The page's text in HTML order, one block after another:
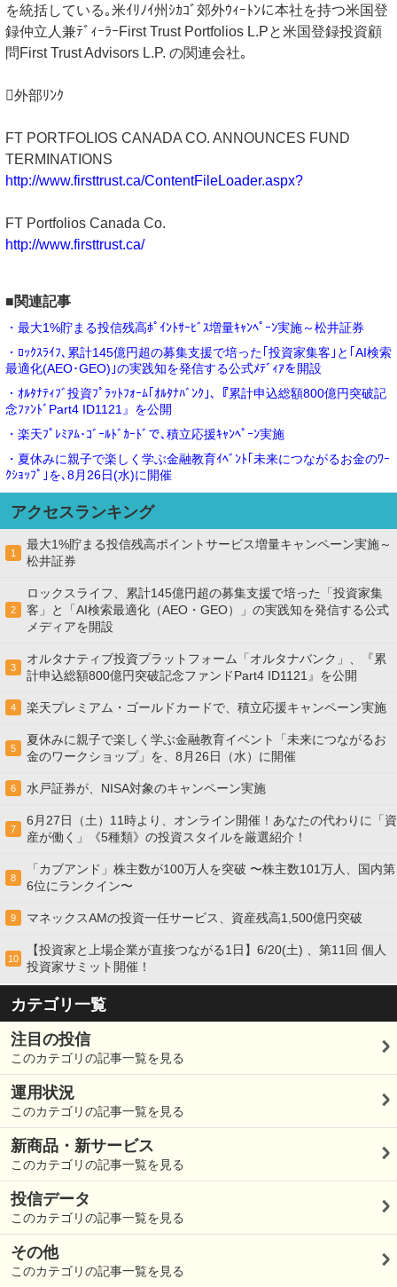
を統括している｡米ｲﾘﾉｲ州ｼｶｺﾞ郊外ｳｨｰﾄﾝに本社を持つ米国登
録仲立人兼ﾃﾞｨｰﾗｰFirst Trust Portfolios L.Pと米国登録投資顧
問First Trust Advisors L.P. の関連会社｡
外部ﾘﾝｸ
FT PORTFOLIOS CANADA CO. ANNOUNCES FUND
TERMINATIONS
http://www.firsttrust.ca/ContentFileLoader.aspx?
FT Portfolios Canada Co.
http://www.firsttrust.ca/
■関連記事
・最大1%貯まる投信残高ﾎﾟｲﾝﾄｻｰﾋﾞｽ増量ｷｬﾝﾍﾟｰﾝ実施～松井証券
・ﾛｯｸｽﾗｲﾌ､累計145億円超の募集支援で培った｢投資家集客｣と｢AI検索
最適化(AEO･GEO)｣の実践知を発信する公式ﾒﾃﾞｨｱを開設
・ｵﾙﾀﾅﾃｨﾌﾞ投資ﾌﾟﾗｯﾄﾌｫｰﾑ｢ｵﾙﾀﾅﾊﾞﾝｸ｣､『累計申込総額800億円突破記
念ﾌｧﾝﾄﾞPart4 ID1121』を公開
・楽天ﾌﾟﾚﾐｱﾑ･ｺﾞｰﾙﾄﾞｶｰﾄﾞで､積立応援ｷｬﾝﾍﾟｰﾝ実施
・夏休みに親子で楽しく学ぶ金融教育ｲﾍﾞﾝﾄ｢未来につながるお金のﾜｰ
ｸｼｮｯﾌﾟ｣を､8月26日(水)に開催
アクセスランキング
1
最大1%貯まる投信残高ポイントサービス増量キャンペーン実施～
松井証券
2
ロックスライフ、累計145億円超の募集支援で培った「投資家集
客」と「AI検索最適化（AEO・GEO）」の実践知を発信する公式
メディアを開設
3
オルタナティブ投資プラットフォーム「オルタナバンク」、『累
計申込総額800億円突破記念ファンドPart4 ID1121』を公開
4 楽天プレミアム・ゴールドカードで、積立応援キャンペーン実施
5
夏休みに親子で楽しく学ぶ金融教育イベント「未来につながるお
金のワークショップ」を、8月26日（水）に開催
6 水戸証券が、NISA対象のキャンペーン実施
7
6月27日（土）11時より、オンライン開催！あなたの代わりに「資
産が働く」《5種類》の投資スタイルを厳選紹介！
8
「カブアンド」株主数が100万人を突破 〜株主数101万人、国内第
6位にランクイン〜
9 マネックスAMの投資一任サービス、資産残高1,500億円突破
10
【投資家と上場企業が直接つながる1日】6/20(土) 、第11回 個人
投資家サミット開催！
カテゴリ一覧
注目の投信
このカテゴリの記事一覧を見る
運用状況
このカテゴリの記事一覧を見る
新商品・新サービス
このカテゴリの記事一覧を見る
投信データ
このカテゴリの記事一覧を見る
その他
このカテゴリの記事一覧を見る